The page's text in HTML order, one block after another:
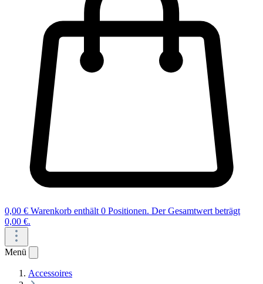
0,00 € Warenkorb enthält 0 Positionen. Der Gesamtwert beträgt
0,00 €.
Menü
Accessoires